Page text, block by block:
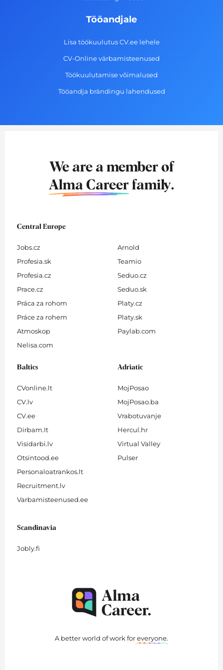
Tööandjale
Lisa töökuulutus CV.ee lehele
CV-Online värbamisteenused
Töökuulutamise võimalused
Tööandja brändingu lahendused
We are a member of
Alma Career family.
Central Europe
Jobs.cz
Profesia.sk
Profesia.cz
Prace.cz
Práca za rohom
Práce za rohem
Atmoskop
Nelisa.com
Arnold
Teamio
Seduo.cz
Seduo.sk
Platy.cz
Platy.sk
Paylab.com
Baltics
CVonline.lt
CV.lv
CV.ee
Dirbam.It
Visidarbi.lv
Otsintood.ee
Personaloatrankos.lt
Recruitment.lv
Varbamisteenused.ee
Adriatic
MojPosao
MojPosao.ba
Vrabotuvanje
Hercul.hr
Virtual Valley
Pulser
Scandinavia
Jobly.fi
A better world of work foreveryone.